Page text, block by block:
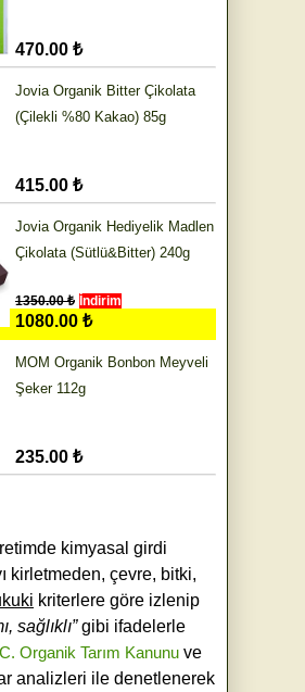
470.00 ₺
Jovia Organik Bitter Çikolata
(Çilekli %80 Kakao) 85g
415.00 ₺
Jovia Organik Hediyelik Madlen
Çikolata (Sütlü&Bitter) 240g
1350.00 ₺ İndirim
1080.00 ₺
MOM Organik Bonbon Meyveli
Şeker 112g
235.00 ₺
kimyasal girdi
kirletmeden, çevre, bitki,
kriterlere göre izlenip
sağlıklı”gibi ifadelerle
Organik Tarım Kanunuve
analizleri ile denetlenerek